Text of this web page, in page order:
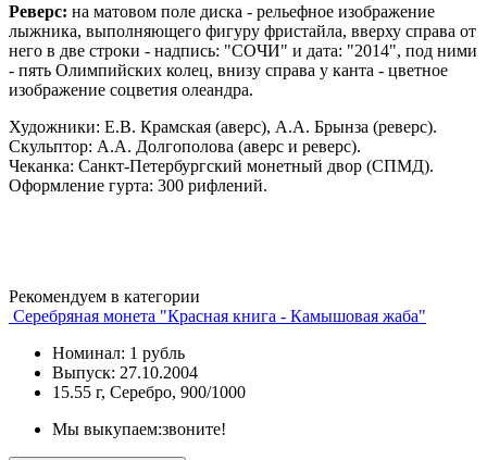
Реверс: на матовом поле диска - рельефное изображение
лыжника, выполняющего фигуру фристайла, вверху справа от
него в две строки - надпись: "СОЧИ" и дата: "2014", под ними
- пять Олимпийских колец, внизу справа у канта - цветное
изображение соцветия олеандра.
Художники: Е.В. Крамская (аверс), А.А. Брынза (реверс).
Скульптор: А.А. Долгополова (аверс и реверс).
Чеканка: Санкт-Петербургский монетный двор (СПМД).
Оформление гурта: 300 рифлений.
Рекомендуем в категории
Серебряная монета "Красная книга - Камышовая жаба"
Номинал: 1 рубль
Выпуск: 27.10.2004
15.55 г, Серебро, 900/1000
Мы выкупаем:звоните!